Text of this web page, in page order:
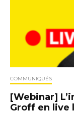
COMMUNIQUÉS
[Webinar]
Groff en live